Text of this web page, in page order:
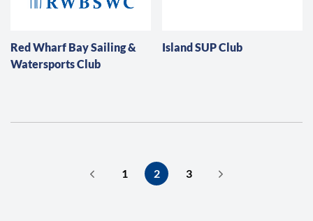
Red Wharf Bay Sailing &
Watersports Club
Island SUP Club
1 2 3